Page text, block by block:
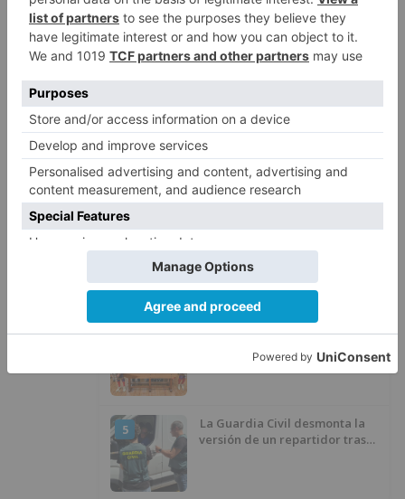
1
Fallece un ciclista en Burgos tras
avisar otro conductor que se
2
Villatoro da el primer paso para
dejar atrás su aislamiento con el
inicio de la senda peatonal y
ciclista
3
Un hombre de 80 años resulta
herido en Burgos tras la colisión
entre un turismo y un camión
4
La provincia de Burgos celebra
5
La Guardia Civil desmonta la
versión de un repartidor tras